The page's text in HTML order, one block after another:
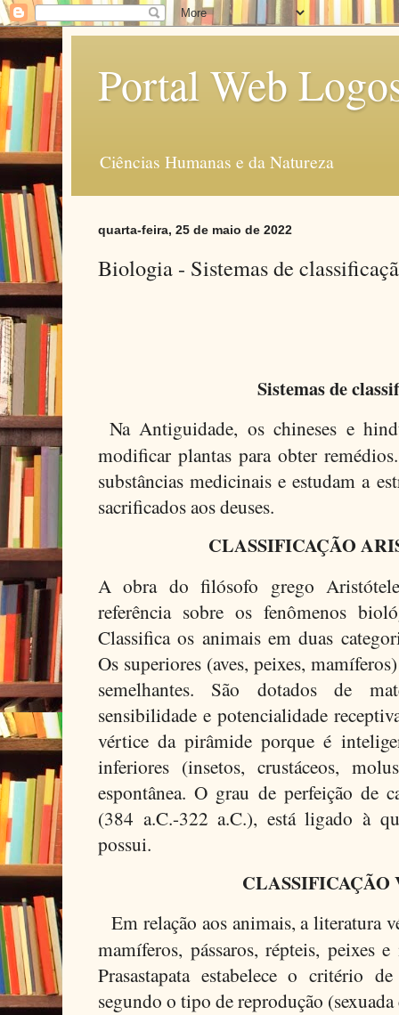
Portal Web
Ciências Humanas e da Natureza
quarta-feira, 25 de maio de 2022
Biologia - Sistemas de
Sistemas de
Na Antiguidade, os chineses e
modificar plantas para obter
substâncias medicinais e estudam a
sacrificados aos deuses.
CLASSIFICAÇÃO
A obra do filósofo grego
referência sobre os fenômenos
Classifica os animais em duas
Os superiores (aves, peixes,
semelhantes. São dotados de
sensibilidade e potencialidade
vértice da pirâmide porque é
inferiores (insetos, crustáceos,
espontânea. O grau de perfeição de
(384 a.C.-322 a.C.), está ligado à
possui.
CLASSIFICAÇÃO
Em relação aos animais, a literatura
mamíferos, pássaros, répteis, peixes
Prasastapata estabelece o critério
segundo o tipo de reprodução (sexuada